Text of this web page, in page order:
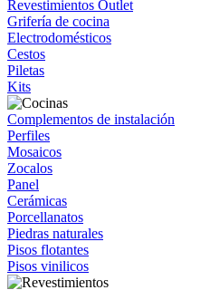
Revestimientos Outlet
Grifería de cocina
Electrodomésticos
Cestos
Piletas
Kits
Complementos de instalación
Perfiles
Mosaicos
Zocalos
Panel
Cerámicas
Porcellanatos
Piedras naturales
Pisos flotantes
Pisos vinilicos